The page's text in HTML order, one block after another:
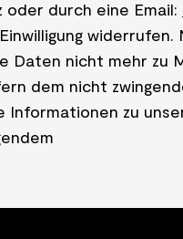
oder durch eine Email:
Daten nicht mehr zu
dem nicht
Informationen zu